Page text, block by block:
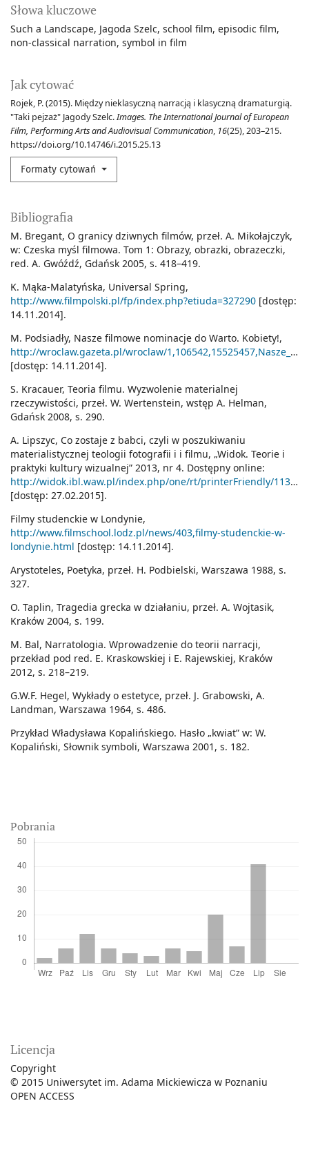
Słowa kluczowe
Such a Landscape Jagoda Szelc school film episodic film
non-classical narration symbol in film
Jak cytować
Rojek, P. (2015). Między nieklasyczną narracją i klasyczną dramaturgią.
"Taki pejzaż" Jagody Szelc.Images. The International Journal of European
Film, Performing Arts and Audiovisual Communication, 16(25), 203–215.
https://doi.org/10.14746/i.2015.25.13
Formaty cytowań
Pobrania
Bibliografia
M. Bregant, O granicy dziwnych filmów, przeł. A. Mikołajczyk,
w: Czeska myśl filmowa. Tom 1: Obrazy, obrazki, obrazeczki,
red. A. Gwóźdź, Gdańsk 2005, s. 418–419.
K. Mąka-Malatyńska, Universal Spring,
http://www.filmpolski.pl/fp/index.php?etiuda=327290 [dostęp:
14.11.2014].
M. Podsiadły, Nasze filmowe nominacje do Warto. Kobiety!,
http://wroclaw.gazeta.pl/wroclaw/1,106542,15525457,Nasze_filmowe_ominacje_do_Warto__Kobiety_.html
[dostęp: 14.11.2014].
S. Kracauer, Teoria filmu. Wyzwolenie materialnej
rzeczywistości, przeł. W. Wertenstein, wstęp A. Helman,
Gdańsk 2008, s. 290.
A. Lipszyc, Co zostaje z babci, czyli w poszukiwaniu
materialistycznej teologii fotografii i i filmu, „Widok. Teorie i
praktyki kultury wizualnej” 2013, nr 4. Dostępny online:
http://widok.ibl.waw.pl/index.php/one/rt/printerFriendly/113/205
[dostęp: 27.02.2015].
Filmy studenckie w Londynie,
http://www.filmschool.lodz.pl/news/403,filmy-studenckie-w-
londynie.html [dostęp: 14.11.2014].
Arystoteles, Poetyka, przeł. H. Podbielski, Warszawa 1988, s.
327.
O. Taplin, Tragedia grecka w działaniu, przeł. A. Wojtasik,
Kraków 2004, s. 199.
M. Bal, Narratologia. Wprowadzenie do teorii narracji,
przekład pod red. E. Kraskowskiej i E. Rajewskiej, Kraków
2012, s. 218–219.
G.W.F. Hegel, Wykłady o estetyce, przeł. J. Grabowski, A.
Landman, Warszawa 1964, s. 486.
Przykład Władysława Kopalińskiego. Hasło „kwiat” w: W.
Kopaliński, Słownik symboli, Warszawa 2001, s. 182.
Licencja
Copyright
© 2015 Uniwersytet im. Adama Mickiewicza w Poznaniu
OPEN ACCESS